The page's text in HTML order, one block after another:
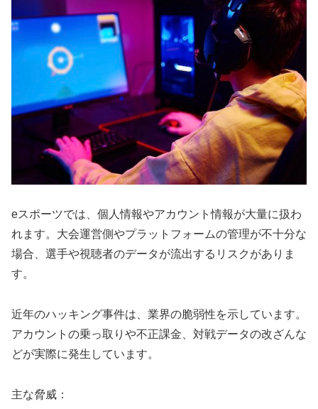
eスポーツでは、個人情報やアカウント情報が大量に扱わ
れます。大会運営側やプラットフォームの管理が不十分な
場合、選手や視聴者のデータが流出するリスクがありま
す。
近年のハッキング事件は、業界の脆弱性を示しています。
アカウントの乗っ取りや不正課金、対戦データの改ざんな
どが実際に発生しています。
主な脅威：